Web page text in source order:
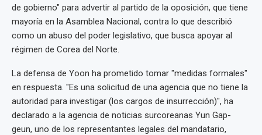
de gobierno" para advertir al partido de la oposición, que tiene
mayoría en la Asamblea Nacional, contra lo que describió
como un abuso del poder legislativo, que busca apoyar al
régimen de Corea del Norte.
La defensa de Yoon ha prometido tomar "medidas formales"
en respuesta. "Es una solicitud de una agencia que no tiene la
autoridad para investigar (los cargos de insurrección)", ha
declarado a la agencia de noticias surcoreanas Yun Gap-
geun, uno de los representantes legales del mandatario,